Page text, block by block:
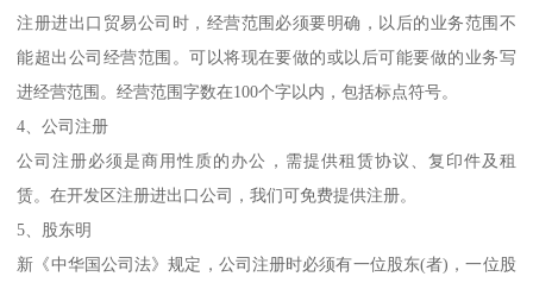
注册进出口贸易公司时，经营范围必须要明确，以后的业务范围不
能超出公司经营范围。可以将现在要做的或以后可能要做的业务写
进经营范围。经营范围字数在100个字以内，包括标点符号。
4、公司注册
公司注册必须是商用性质的办公，需提供租赁协议、复印件及租
赁。在开发区注册进出口公司，我们可免费提供注册。
5、股东明
新《中华国公司法》规定，公司注册时必须有一位股东(者)，一位股